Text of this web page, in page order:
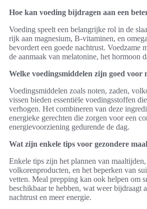
Hoe kan voeding bijdragen aan een
Voeding speelt een belangrijke rol in de
rijk aan magnesium, B-vitaminen, en
bevordert een goede nachtrust. Voedzame
de aanmaak van melatonine, het hormoon
Welke voedingsmiddelen zijn goed voor
Voedingsmiddelen zoals noten, zaden,
vissen bieden essentiële voedingsstoffen
verhogen. Het combineren van deze
energieke gerechten die zorgen voor een
energievoorziening gedurende de dag.
Wat zijn enkele tips voor gezondere
Enkele tips zijn het plannen van
volkorenproducten, en het beperken van
vetten. Meal prepping kan ook helpen om
beschikbaar te hebben, wat weer bijdraagt
nachtrust en meer energie.